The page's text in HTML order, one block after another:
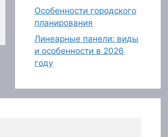
Особенности городского
планирования
Линеарные панели: виды
и особенности в 2026
году